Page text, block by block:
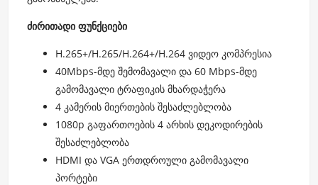
ძირითადი ფუნქციები
H.265+/H.265/H.264+/H.264 ვიდეო კომპრესია
40Mbps-მდე შემომავალი და 60 Mbps-მდე
გამომავალი ტრაფიკის მხარდაჭერა
4 კამერის მიერთების შესაძლებლობა
1080p გაფართოების 4 არხის დეკოდირების
შესაძლებლობა
HDMI და VGA ერთდროული გამომავალი
პორტები